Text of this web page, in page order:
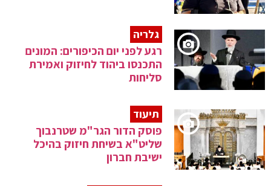
גלריה
רגע לפני יום הכיפורים: המונים
התכנסו ביהוד לחיזוק ואמירת
סליחות
תיעוד
פוסק הדור הגר"מ שטרנבוך
שליט"א בשיחת חיזוק בהיכל
ישיבת חברון